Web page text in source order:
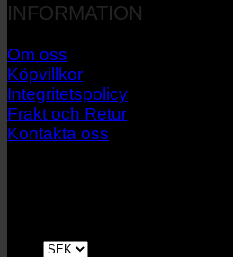
INFORMATION
Om oss
Köpvillkor
Integritetspolicy
Frakt och Retur
Kontakta oss